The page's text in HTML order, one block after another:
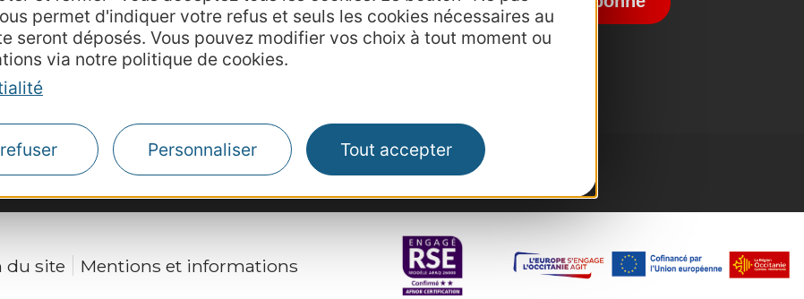
permet d'indiquer votre refus et seuls les cookies nécessaires au
seront déposés. Vous pouvez modifier vos choix à tout moment ou
via notre politique de cookies.
Personnaliser Tout accepter
communication
du site Mentions et informations